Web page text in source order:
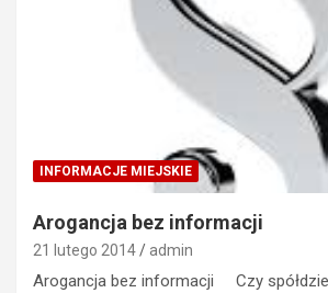
INFORMACJE MIEJSKIE
Arogancja bez informacji
21 lutego 2014 admin
Arogancja bez informacji Czy